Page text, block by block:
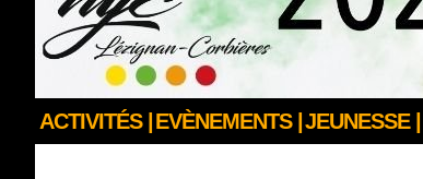
ACTIVITÉS | EVÈNEMENTS | JEUNESSE |